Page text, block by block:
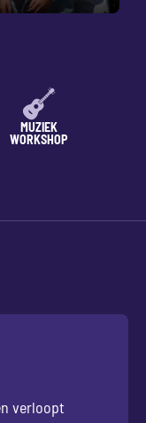
MUZIEK
WORKSHOP
verloopt